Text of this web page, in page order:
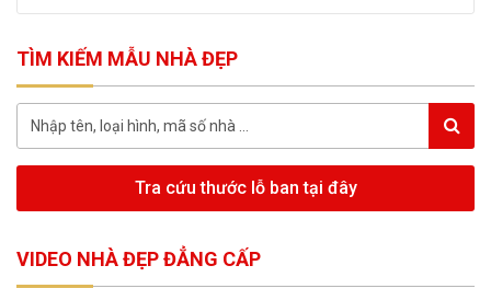
TÌM KIẾM MẪU NHÀ ĐẸP
Tra cứu thước lỗ ban tại đây
VIDEO NHÀ ĐẸP ĐẲNG CẤP